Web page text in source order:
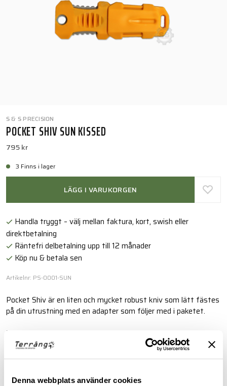
Denna webbplats använder cookies
S & S PRECISION
POCKET SHIV SUN KISSED
795 kr
3 Finns i lager
LÄGG I VARUKORGEN
Handla tryggt – välj mellan faktura, kort, swish eller
direktbetalning
Räntefri delbetalning upp till 12 månader
Köp nu & betala sen
Artikelnr: PS-0001-SUN
Pocket Shiv är en liten och mycket robust kniv som lätt fästes
på din utrustning med en adapter som följer med i paketet.
Läs mer